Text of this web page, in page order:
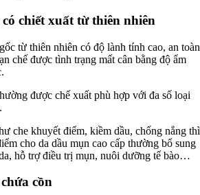
chiết xuất từ thiên nhiên
từ thiên nhiên có độ lành tính cao, an toàn
chế được tình trạng mất cân bằng độ ẩm
được chế xuất phù hợp với đa số loại
che khuyết điểm, kiềm dầu, chống nắng thì
cho da dầu mụn cao cấp thường bổ sung
hỗ trợ điều trị mụn, nuôi dưỡng tế bào…
cồn